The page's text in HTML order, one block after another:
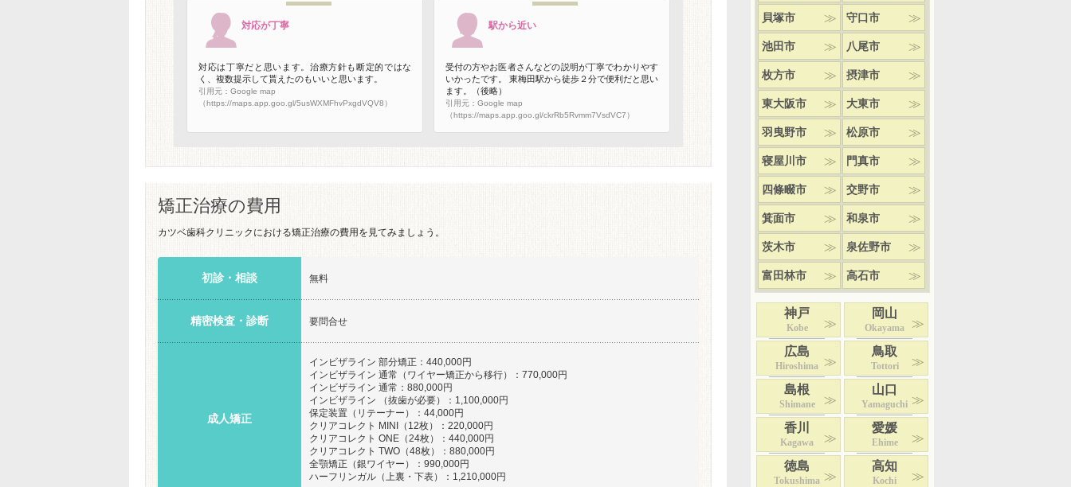
対応が丁寧
対応は丁寧だと思います。治療方針も断定的ではな
く、複数提示して貰えたのもいいと思います。
引用元：Google map
（https://maps.app.goo.gl/5usWXMFhvPxgdVQV8）
駅から近い
受付の方やお医者さんなどの説明が丁寧でわかりやす
いかったです。 東梅田駅から徒歩２分で便利だと思い
ます。（後略）
引用元：Google map
（https://maps.app.goo.gl/ckrRb5Rvmm7VsdVC7）
矯正治療の費用
カツベ歯科クリニックにおける矯正治療の費用を見てみましょう。
初診・相談 無料
精密検査・診断 要問合せ
成人矯正
インビザライン 部分矯正：440,000円
インビザライン 通常（ワイヤー矯正から移行）：770,000円
インビザライン 通常：880,000円
インビザライン （抜歯が必要）：1,100,000円
保定装置（リテーナー）：44,000円
クリアコレクト MINI（12枚）：220,000円
クリアコレクト ONE（24枚）：440,000円
クリアコレクト TWO（48枚）：880,000円
全顎矯正（銀ワイヤー）：990,000円
ハーフリンガル（上裏・下表）：1,210,000円
貝塚市 守口市
池田市 八尾市
枚方市 摂津市
東大阪市 大東市
羽曳野市 松原市
寝屋川市 門真市
四條畷市 交野市
箕面市 和泉市
茨木市 泉佐野市
富田林市 高石市
神戸
Kobe
岡山
Okayama
広島
Hiroshima
鳥取
Tottori
島根
Shimane
山口
Yamaguchi
香川
Kagawa
愛媛
Ehime
徳島
Tokushima
高知
Kochi